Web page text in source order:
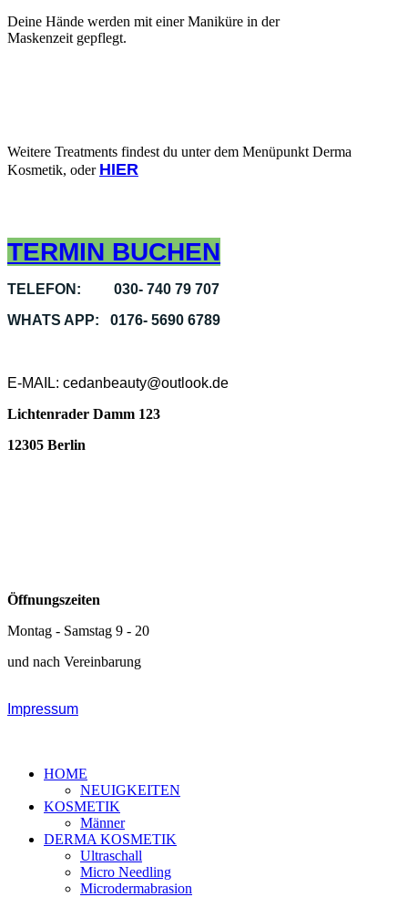
Deine Hände werden mit einer Maniküre in der
Maskenzeit gepflegt.
Weitere Treatments findest du unter dem Menüpunkt Derma
Kosmetik, oder HIER
TERMIN BUCHEN
TELEFON: 030- 740 79 707
WHATS APP: 0176- 5690 6789
E-MAIL: cedanbeauty@outlook.de
Lichtenrader Damm 123
12305 Berlin
Öffnungszeiten
Montag - Samstag 9 - 20
und nach Vereinbarung
Impressum
HOME
NEUIGKEITEN
KOSMETIK
Männer
DERMA KOSMETIK
Ultraschall
Micro Needling
Microdermabrasion